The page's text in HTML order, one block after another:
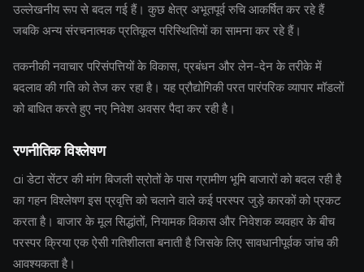
उल्लेखनीय रूप से बदल गई हैं। कुछ क्षेत्र अभूतपूर्व रुचि आकर्षित कर रहे हैं
जबकि अन्य संरचनात्मक प्रतिकूल परिस्थितियों का सामना कर रहे हैं।
तकनीकी नवाचार परिसंपत्तियों के विकास, प्रबंधन और लेन-देन के तरीके में
बदलाव की गति को तेज कर रहा है। यह प्रौद्योगिकी परत पारंपरिक व्यापार मॉडलों
को बाधित करते हुए नए निवेश अवसर पैदा कर रही है।
रणनीतिक विश्लेषण
ai डेटा सेंटर की मांग बिजली स्रोतों के पास ग्रामीण भूमि बाजारों को बदल रही है
का गहन विश्लेषण इस प्रवृत्ति को चलाने वाले कई परस्पर जुड़े कारकों को प्रकट
करता है। बाजार के मूल सिद्धांतों, नियामक विकास और निवेशक व्यवहार के बीच
परस्पर क्रिया एक ऐसी गतिशीलता बनाती है जिसके लिए सावधानीपूर्वक जांच की
आवश्यकता है।